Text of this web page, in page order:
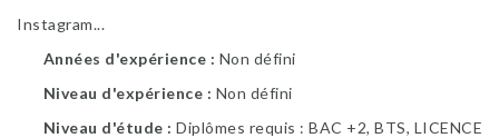
Instagram...
Années d'expérience
Non défini
Niveau d'expérience
Non défini
Niveau d'étude
Diplômes requis : BAC +2, BTS, LICENCE